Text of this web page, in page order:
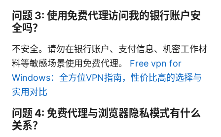
问题 3: 使用免费代理访问我的银行账户安
全吗？
不安全。请勿在银行账户、支付信息、机密工作材
料等敏感场景使用免费代理。 Free vpn for
Windows：全方位VPN指南，性价比高的选择与
实用对比
问题 4: 免费代理与浏览器隐私模式有什么
关系？